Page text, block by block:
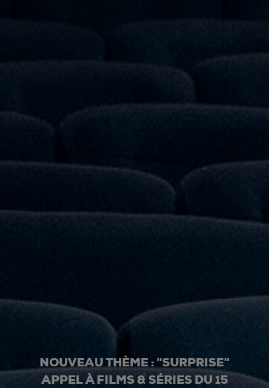
NOUVEAU THÈME : "SURPRISE"
APPEL À FILMS & SÉRIES DU 15